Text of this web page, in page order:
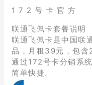
1 7 2 号 卡 官 方
联通飞佩卡套餐说明
联通飞佩卡是中国联
品，月租39元，包含
通过172号卡分销系
简单快捷。